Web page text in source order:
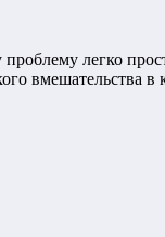
легко
вмешательства